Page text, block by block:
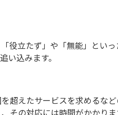
役立たず」や「無能」とい
い込みます。
超えたサービスを求めるなど